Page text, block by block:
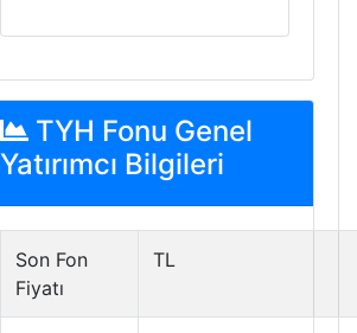
TYH Fonu Genel
Yatırımcı Bilgileri
Son Fon
Fiyatı
TL